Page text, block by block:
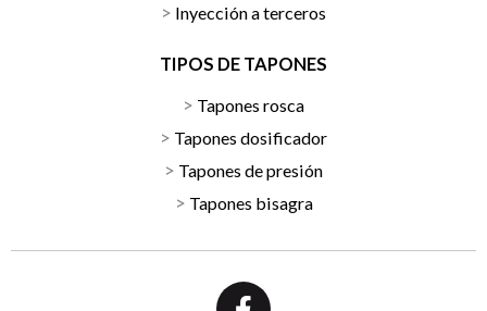
Inyección a terceros
TIPOS DE TAPONES
Tapones rosca
Tapones dosificador
Tapones de presión
Tapones bisagra
F